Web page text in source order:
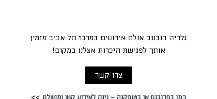
גלריה דובנוב אולם אירועים במרכז תל אביב מזמין
אותך לפגישת היכרות אצלנו במקום!
צרו קשר
כמו בפרובנס או בטוסקנה – גינה לאירוע קטן ומושלם